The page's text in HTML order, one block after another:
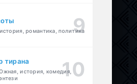
романтика, политика
тирана
история, комедия,